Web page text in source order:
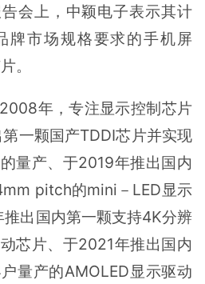
会上，中颖电子表示其计
牌市场规格要求的手机屏
。
年，专注显示控制芯片
一颗国产TDDI芯片并实现
量产、于2019年推出国内
pitch的mini－LED显示
出国内第一颗支持4K分辨
芯片、于2021年推出国内
量产的AMOLED显示驱动